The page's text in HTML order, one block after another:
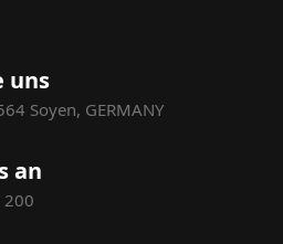
uns
Soyen, GERMANY
an